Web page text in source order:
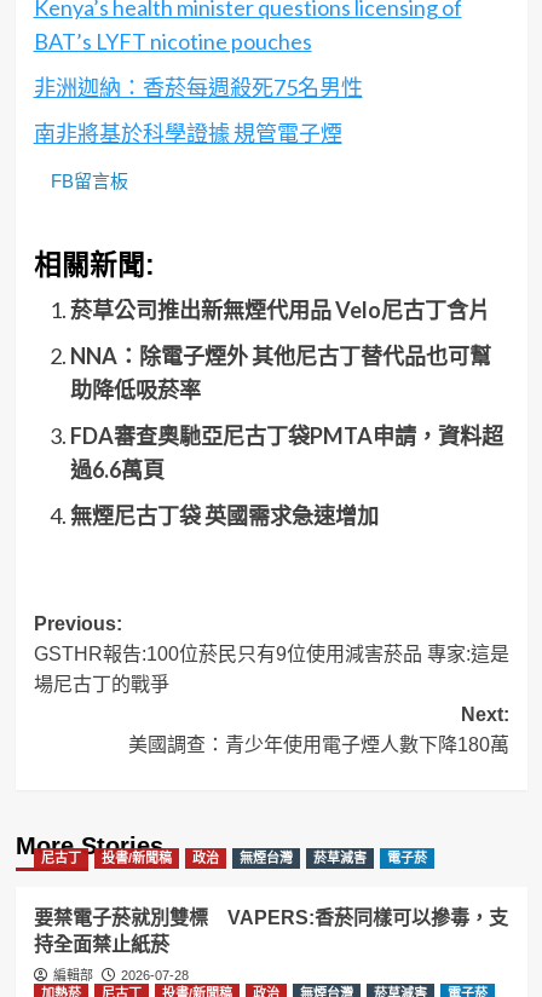
Kenya’s health minister questions licensing of
BAT’s LYFT nicotine pouches
非洲迦納：香菸每週殺死75名男性
南非將基於科學證據 規管電子煙
FB留言板
相關新聞:
菸草公司推出新無煙代用品 Velo尼古丁含片
NNA：除電子煙外 其他尼古丁替代品也可幫
助降低吸菸率
FDA審查奧馳亞尼古丁袋PMTA申請，資料超
過6.6萬頁
無煙尼古丁袋 英國需求急速增加
Post
navigation
Previous:
GSTHR報告:100位菸民只有9位使用減害菸品 專家:這是
場尼古丁的戰爭
Next:
美國調查：青少年使用電子煙人數下降180萬
More Stories
尼古丁 投書/新聞稿 政治 無煙台灣 菸草減害 電子菸
要禁電子菸就別雙標 VAPERS:香菸同樣可以摻毒，支
持全面禁止紙菸
編輯部
2026-07-28
加熱菸
尼古丁 投書/新聞稿 政治 無煙台灣 菸草減害 電子菸